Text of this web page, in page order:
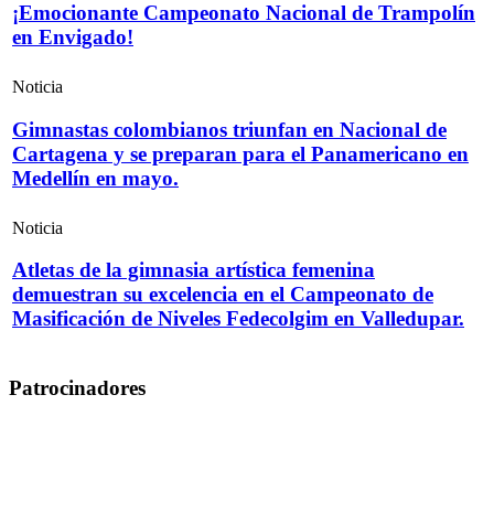
¡Emocionante Campeonato Nacional de Trampolín
en Envigado!
Noticia
Gimnastas colombianos triunfan en Nacional de
Cartagena y se preparan para el Panamericano en
Medellín en mayo.
Noticia
Atletas de la gimnasia artística femenina
demuestran su excelencia en el Campeonato de
Masificación de Niveles Fedecolgim en Valledupar.
Patrocinadores